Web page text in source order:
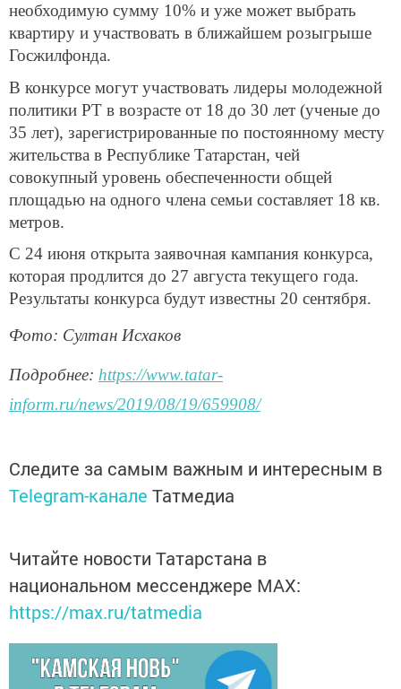
необходимую сумму 10% и уже может выбрать
квартиру и участвовать в ближайшем розыгрыше
Госжилфонда.
В конкурсе могут участвовать лидеры молодежной
политики РТ в возрасте от 18 до 30 лет (ученые до
35 лет), зарегистрированные по постоянному месту
жительства в Республике Татарстан, чей
совокупный уровень обеспеченности общей
площадью на одного члена семьи составляет 18 кв.
метров.
С 24 июня открыта заявочная кампания конкурса,
которая продлится до 27 августа текущего года.
Результаты конкурса будут известны 20 сентября.
Фото: Султан Исхаков
Подробнее: https://www.tatar-
inform.ru/news/2019/08/19/659908/
Следите за самым важным и интересным в
Telegram-канале Татмедиа
Читайте новости Татарстана в
национальном мессенджере MАХ:
https://max.ru/tatmedia